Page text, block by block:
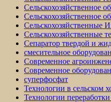
Сельскохозяйственное
Сельскохозяйственное
Сельскохозяйственные
Сельскохозяйственные
Сепаратор твердой и
смесительное
Современное
Современное
суперфосфат
Технологии в сельском
Технологии переработки